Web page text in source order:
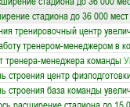
стадиона до 36 000 мест
тренировочный центр
тренером-менеджером в
тренера-менеджера команды
строения центр
строения база команды